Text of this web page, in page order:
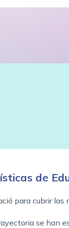
de
para cubrir las
se han